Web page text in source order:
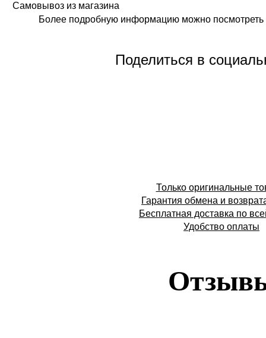
Самовывоз из магазина
Более подробную информацию можно посмотреть
Поделиться в
Только оригинальные
Гарантия обмена и
Бесплатная доставка по
Удобство оплаты